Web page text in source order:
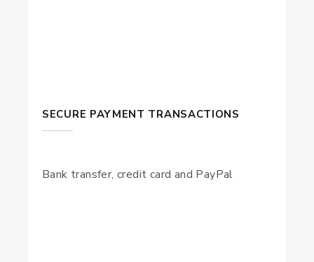
SECURE PAYMENT TRANSACTIONS
Bank transfer, credit card and PayPal